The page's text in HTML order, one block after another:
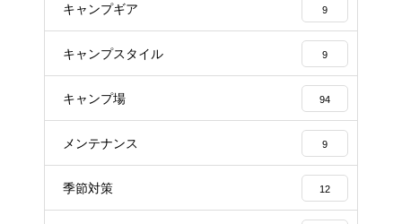
キャンプギア 9
キャンプスタイル 9
キャンプ場 94
メンテナンス 9
季節対策 12